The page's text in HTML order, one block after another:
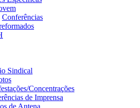
Conferências
Sindical
Concentrações
de Imprensa
de Antena